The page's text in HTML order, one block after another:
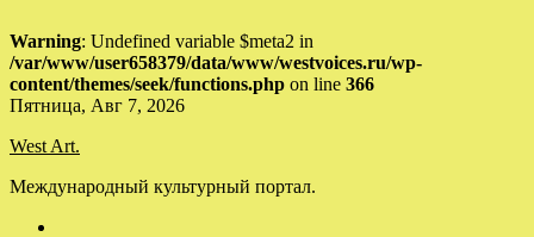
Warning: Undefined variable $meta2 in
/var/www/user658379/data/www/westvoices.ru/wp-
content/themes/seek/functions.php on line 366
Skip
content
Пятница, Авг 7, 2026
West Art.
Международный культурный портал.